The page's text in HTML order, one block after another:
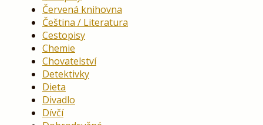
Červená knihovna
Čeština / Literatura
Cestopisy
Chemie
Chovatelství
Detektivky
Dieta
Divadlo
Dívčí